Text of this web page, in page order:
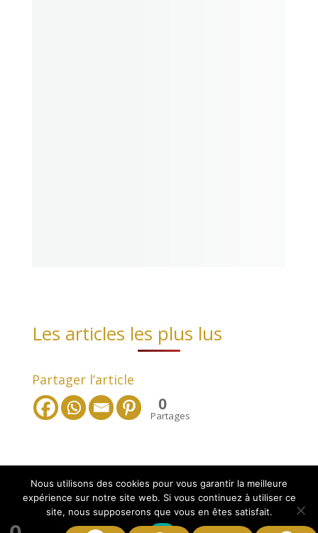
Les articles les plus lus
Partager l’article
0
Partages
Nous utilisons des cookies pour vous garantir la meilleure
expérience sur notre site web. Si vous continuez à utiliser ce
site, nous supposerons que vous en êtes satisfait.